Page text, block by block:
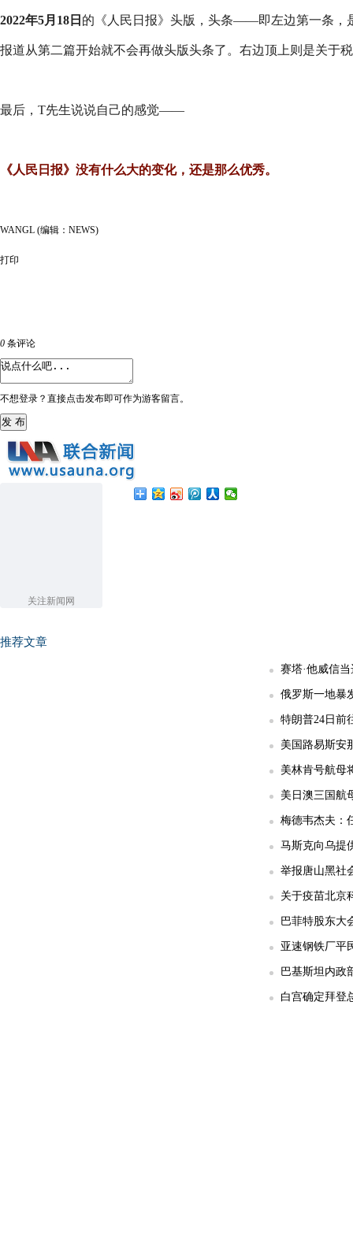
2022年5月18日 的《人民日报》头版，头条——即左边第一条，
报道从第二篇开始就不会再做头版头条了。右边顶上则是关于
最后，T先生说说自己的感觉——
《人民日报》没有什么大的变化，还是那么优秀。
WANGL (编辑：NEWS)
打印
0 条评论
不想登录？直接点击发布即可作为游客留言。
发 布
关注新闻网
推荐文章
赛塔·他威信
俄罗斯一地暴
特朗普24日前
美国路易斯安
美林肯号航母
美日澳三国航
梅德韦杰夫：
马斯克向乌提
举报唐山黑社
关于疫苗北京
巴菲特股东大
亚速钢铁厂平
巴基斯坦内政
白宫确定拜登